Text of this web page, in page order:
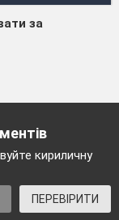
за
кириличну
ПЕРЕВІРИТИ